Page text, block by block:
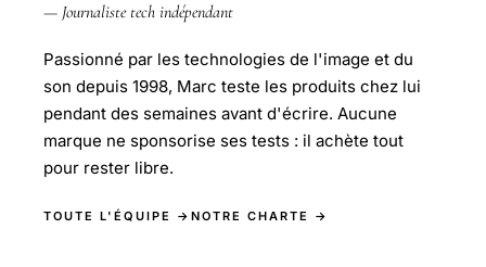
— Journaliste tech indépendant
Passionné par les technologies de l'image et du
son depuis 1998, Marc teste les produits chez lui
pendant des semaines avant d'écrire. Aucune
marque ne sponsorise ses tests : il achète tout
pour rester libre.
TOUTE L'ÉQUIPE → NOTRE CHARTE →